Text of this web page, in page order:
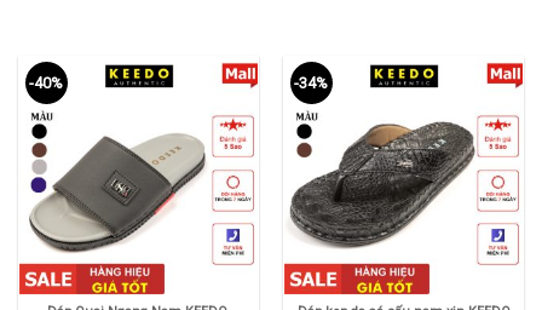
-40% -34%